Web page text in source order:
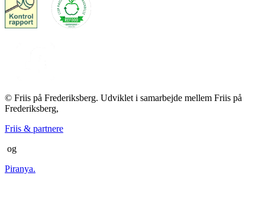
© Friis på Frederiksberg. Udviklet i samarbejde mellem Friis på
Frederiksberg,
Friis & partnere
og
Piranya.